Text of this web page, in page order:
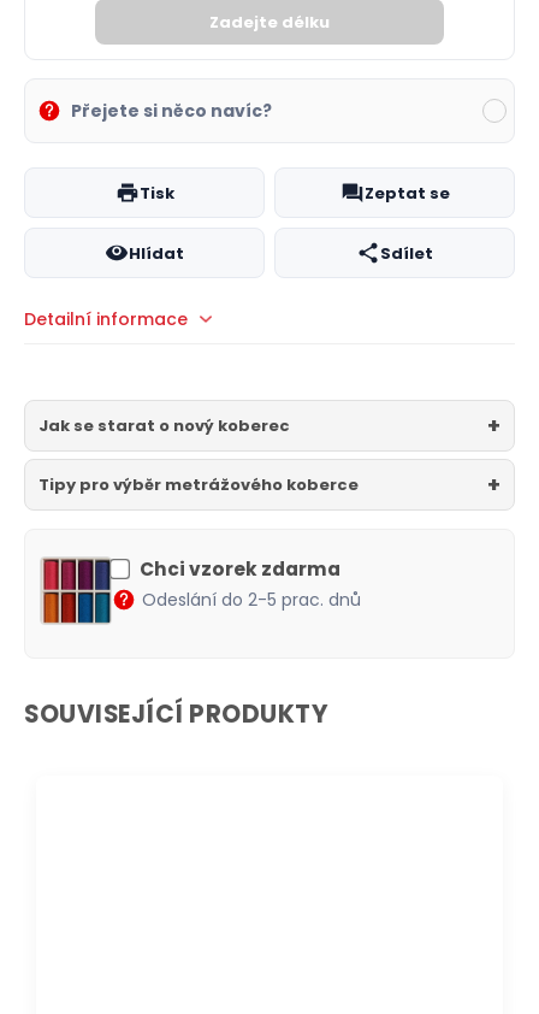
Zadejte délku
Přejete si něco navíc?
Tisk Zeptat se
Hlídat Sdílet
Detailní informace
Jak se starat o nový koberec
Tipy pro výběr metrážového koberce
Chci vzorek zdarma
Odeslání do 2-5 prac. dnů
SOUVISEJÍCÍ PRODUKTY